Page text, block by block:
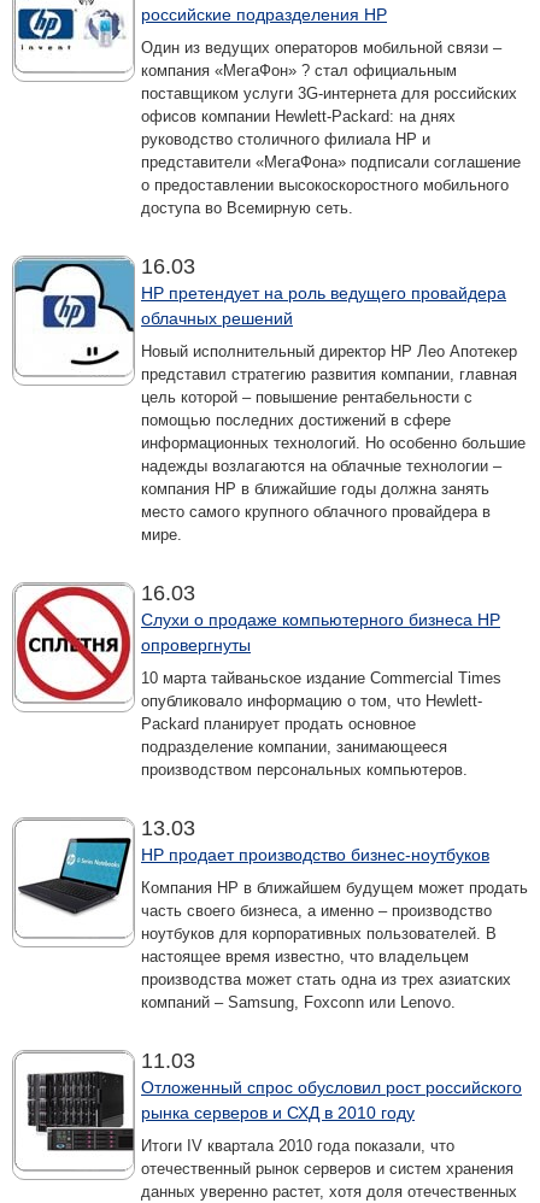
российские подразделения HP
Один из ведущих операторов мобильной связи –
компания «МегаФон» ? стал официальным
поставщиком услуги 3G-интернета для российских
офисов компании Hewlett-Packard: на днях
руководство столичного филиала HP и
представители «МегаФона» подписали соглашение
о предоставлении высокоскоростного мобильного
доступа во Всемирную сеть.
16.03
HP претендует на роль ведущего провайдера
облачных решений
Новый исполнительный директор HP Лео Апотекер
представил стратегию развития компании, главная
цель которой – повышение рентабельности с
помощью последних достижений в сфере
информационных технологий. Но особенно большие
надежды возлагаются на облачные технологии –
компания HP в ближайшие годы должна занять
место самого крупного облачного провайдера в
мире.
16.03
Слухи о продаже компьютерного бизнеса HP
опровергнуты
10 марта тайваньское издание Commercial Times
опубликовало информацию о том, что Hewlett-
Packard планирует продать основное
подразделение компании, занимающееся
производством персональных компьютеров.
13.03
HP продает производство бизнес-ноутбуков
Компания HP в ближайшем будущем может продать
часть своего бизнеса, а именно – производство
ноутбуков для корпоративных пользователей. В
настоящее время известно, что владельцем
производства может стать одна из трех азиатских
компаний – Samsung, Foxconn или Lenovo.
11.03
Отложенный спрос обусловил рост российского
рынка серверов и СХД в 2010 году
Итоги IV квартала 2010 года показали, что
отечественный рынок серверов и систем хранения
данных уверенно растет, хотя доля отечественных